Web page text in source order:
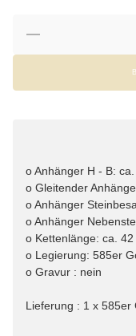
o Anhänger H - B:
o Gleitender
o Anhänger
o Anhänger
o Kettenlänge: ca.
o Legierung: 585er
o Gravur : nein
Lieferung : 1 x 585er